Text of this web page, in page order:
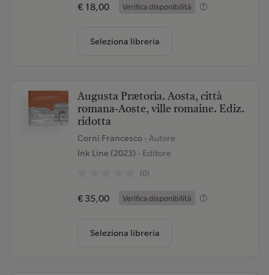
€ 18,00 Verifica disponibilità
Seleziona libreria
Augusta Prætoria. Aosta, città
romana-Aoste, ville romaine. Ediz.
ridotta
Corni Francesco - Autore
Ink Line (2023)- Editore
(0)
€ 35,00 Verifica disponibilità
Seleziona libreria